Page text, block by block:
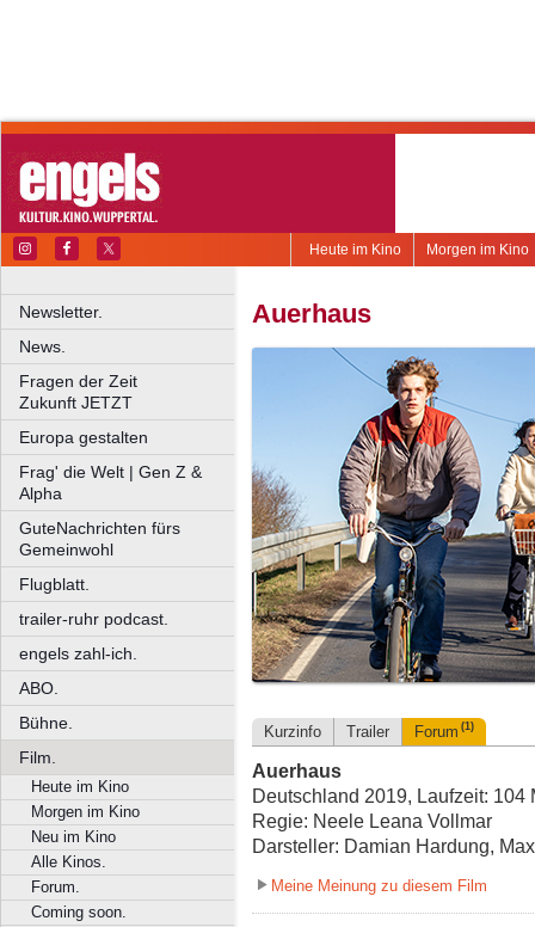
Morgen im Kino
Heute im Kino
Newsletter.
News.
Fragen der Zeit
Zukunft JETZT
Europa gestalten
Frag' die Welt | Gen Z &
Alpha
GuteNachrichten fürs
Gemeinwohl
Flugblatt.
trailer-ruhr podcast.
engels zahl-ich.
ABO.
Bühne.
Film.
Heute im Kino
Morgen im Kino
Neu im Kino
Alle Kinos.
Forum.
Coming soon.
Auerhaus
Kurzinfo Trailer Forum (1)
Auerhaus
Deutschland 2019, Laufzeit: 104
Regie: Neele Leana Vollmar
Darsteller: Damian Hardung,
Meine Meinung zu diesem Film